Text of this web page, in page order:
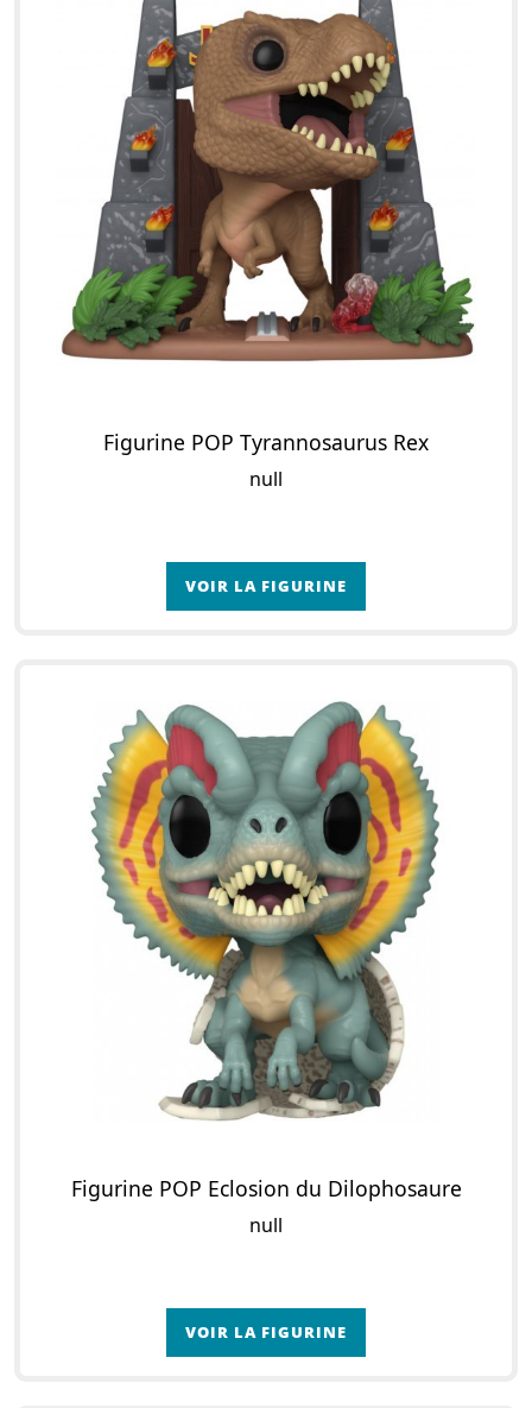
Figurine POP Tyrannosaurus Rex
null
VOIR LA FIGURINE
Figurine POP Eclosion du Dilophosaure
null
VOIR LA FIGURINE